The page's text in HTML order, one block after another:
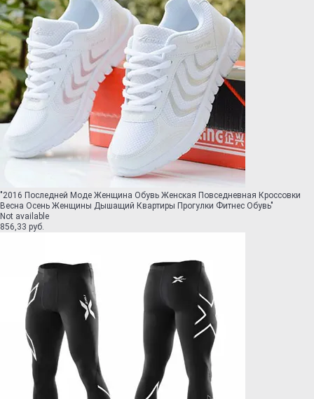
"2016 Последней Моде Женщина Обувь Женская Повседневная Кроссовки
Весна Осень Женщины Дышащий Квартиры Прогулки Фитнес Обувь"
Not available
856,33 руб.